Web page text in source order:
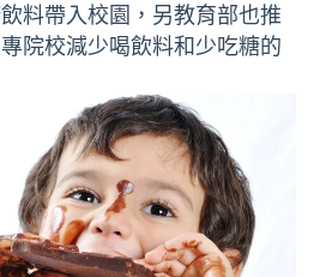
料帶入校園，另教育部也推
院校減少喝飲料和少吃糖的